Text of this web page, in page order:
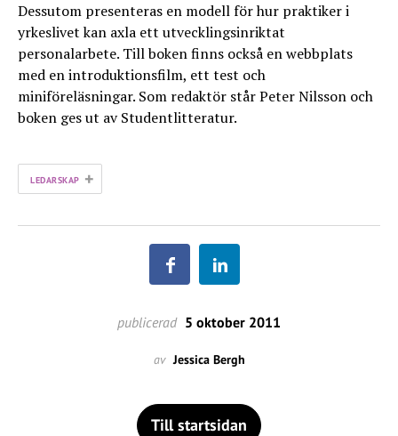
Dessutom presenteras en modell för hur praktiker i
yrkeslivet kan axla ett utvecklingsinriktat
personalarbete. Till boken finns också en webbplats
med en introduktionsfilm, ett test och
miniföreläsningar. Som redaktör står Peter Nilsson och
boken ges ut av Studentlitteratur.
LEDARSKAP +
publicerad 5 oktober 2011
av Jessica Bergh
Till startsidan